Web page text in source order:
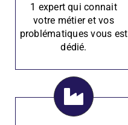
1 expert qui connait
votre métier et vos
problématiques vous est
dédié.